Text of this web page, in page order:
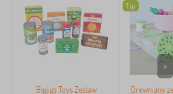
Bigjigs Toys Zestaw
Tip
Drewniany
>